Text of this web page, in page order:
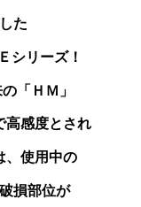
た
シリーズ！
「ＨＭ」
高感度とされ
、使用中の
損部位が